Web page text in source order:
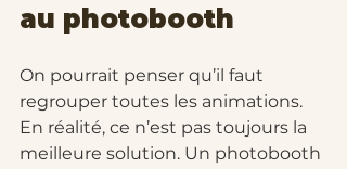
au photobooth
On pourrait penser qu’il faut
regrouper toutes les animations.
En réalité, ce n’est pas toujours la
meilleure solution. Un photobooth